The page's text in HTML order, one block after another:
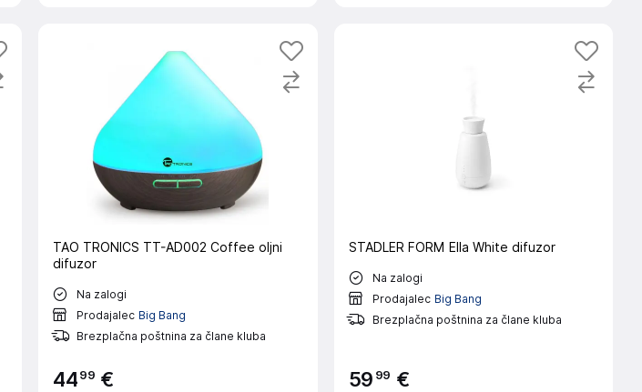
TAO TRONICS TT-AD002 Coffee oljni
difuzor
Na zalogi
Prodajalec Big Bang
Brezplačna poštnina za člane kluba
4499 €
STADLER FORM Ella White difuzor
Na zalogi
Prodajalec Big Bang
Brezplačna poštnina za člane kluba
59 99 €